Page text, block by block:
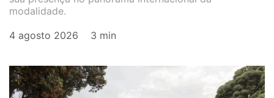
modalidade.
4 agosto 2026
3 min